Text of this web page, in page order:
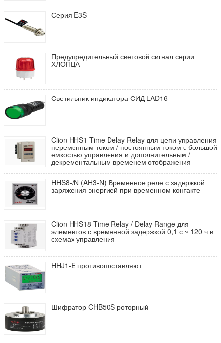
Серия E3S
Предупредительный световой сигнал серии
ХЛОПЦА
Светильник индикатора СИД LAD16
Clion HHS1 Time Delay Relay для цепи управления
переменным током / постоянным током с большой
емкостью управления и дополнительным /
декрементальным временем отображения
HHS8-/N (AH3-N) Временное реле с задержкой
заряжения энергией при временном контакте
Clion HHS18 Time Relay / Delay Range для
элементов с временной задержкой 0,1 с ~ 120 ч в
схемах управления
HHJ1-E противопоставляют
Шифратор CHB50S роторный